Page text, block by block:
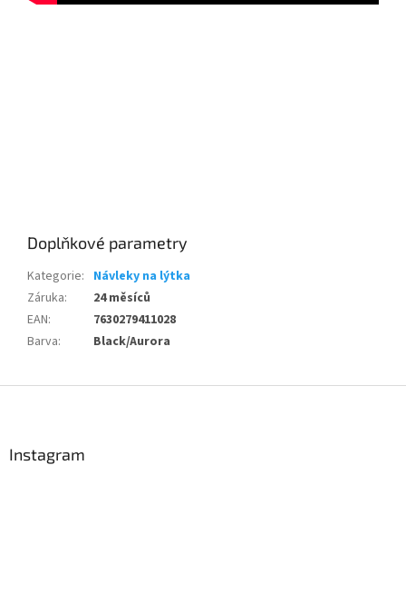
Doplňkové parametry
Kategorie: Návleky na lýtka
Záruka:
24 měsíců
EAN:
7630279411028
Barva: Black/Aurora
Instagram